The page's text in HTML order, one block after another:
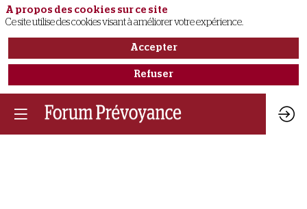
A propos des cookies sur ce site
Ce site utilise des cookies visant à améliorer votre expérience.
Accepter
Refuser